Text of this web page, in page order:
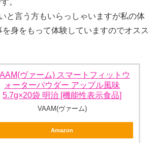
。
と言う方もいらっしゃいますが私の体
身をもって体験していますのでオスス
ヴァーム) スマートフィットウ
ォーターパウダー アップル風味
5.7g×20袋 明治 [機能性表示食品]
VAAM(ヴァーム)
Amazon